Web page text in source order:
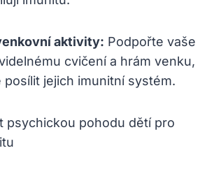
aktivity: Podpořte vaše
cvičení a hrám venku,
posílit jejich imunitní systém.